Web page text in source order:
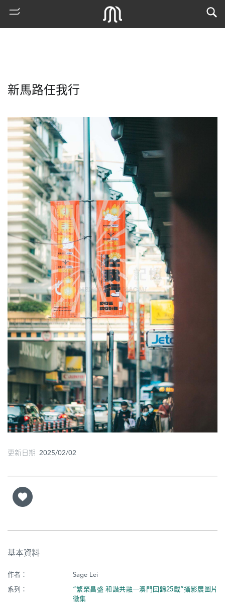
熱
門
搜
索
古
地
圖
媽
閣
寺
廟
巴
士
教
堂
街
市
新馬路任我行
更新日期 2025/02/02
基本資料
作者：
Sage Lei
系列：
“繁榮昌盛 和諧共融─澳門回歸25載”攝影展圖片
徵集